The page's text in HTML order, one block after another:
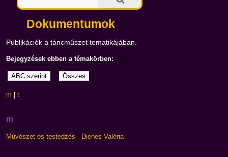
Dokumentumok
Publikációk a táncműszet tematikájában.
Bejegyzések ebben a témakörben:
m |t
m
Művészet és testedzés - Dienes Valéria